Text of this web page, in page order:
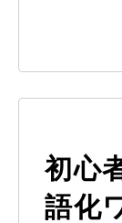
初心
語化